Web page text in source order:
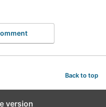
Back to top
version